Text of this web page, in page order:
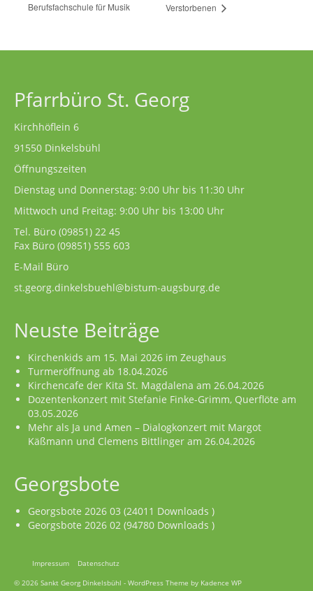
Berufsfachschule für Musik
Verstorbenen
Pfarrbüro St. Georg
Kirchhöflein 6
91550 Dinkelsbühl
Öffnungszeiten
Dienstag und Donnerstag: 9:00 Uhr bis 11:30 Uhr
Mittwoch und Freitag: 9:00 Uhr bis 13:00 Uhr
Tel. Büro (09851) 22 45
Fax Büro (09851) 555 603
E-Mail Büro
st.georg.dinkelsbuehl@bistum-augsburg.de
Neuste Beiträge
Kirchenkids am 15. Mai 2026 im Zeughaus
Turmeröffnung ab 18.04.2026
Kirchencafe der Kita St. Magdalena am 26.04.2026
Dozentenkonzert mit Stefanie Finke-Grimm, Querflöte am
03.05.2026
Mehr als Ja und Amen – Dialogkonzert mit Margot
Käßmann und Clemens Bittlinger am 26.04.2026
Georgsbote
Georgsbote 2026 03 (24011 Downloads )
Georgsbote 2026 02 (94780 Downloads )
Impressum
Datenschutz
© 2026 Sankt Georg Dinkelsbühl - WordPress Theme by Kadence WP